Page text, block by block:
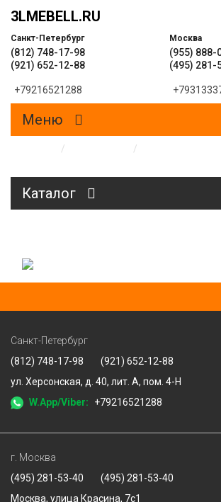
3LMEBELL.RU
Санкт-Петербург
(812) 748-17-98
(921) 652-12-88
+79216521288
Москва
(955) 888-
(495) 281-
Меню
/ /
Каталог
Санкт-Петербург
(812) 748-17-98
(921) 652-12-88
ул. Херсонская, д. 40, лит. А, пом. 4-Н
W.App/Viber:
+79216521288
г. Москва
(495) 281-53-40
(495) 281-53-40
Москва, улица Красина, 7с1